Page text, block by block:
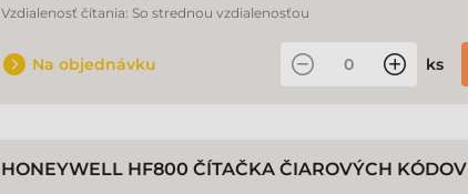
Vzdialenosť čítania: So strednou vzdialenosťou
Na objednávku ks
HONEYWELL HF800 ČÍTAČKA ČIAROVÝCH KÓDOV